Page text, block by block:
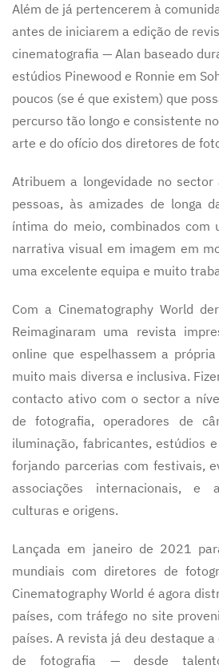
Além de já pertencerem à
antes de iniciarem a edição de
cinematografia — Alan baseado
estúdios Pinewood e Ronnie em
poucos (se é que existem) que
percurso tão longo e consistente
arte e do ofício dos diretores de
Atribuem a longevidade no sector
pessoas, às amizades de longa
íntima do meio, combinados com
narrativa visual em imagem em
uma excelente equipa e muito
Com a Cinematography World
Reimaginaram uma revista
online que espelhassem a
muito mais diversa e inclusiva.
contacto ativo com o sector a
de fotografia, operadores de
iluminação, fabricantes, estúdios
forjando parcerias com festivais,
associações internacionais, e
culturas e origens.
Lançada em janeiro de 2021
mundiais com diretores de
Cinematography World é agora
países, com tráfego no site
países. A revista já deu destaque
de fotografia — desde